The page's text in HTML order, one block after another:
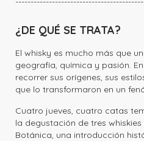
¿DE QUÉ SE TRATA?
El whisky es mucho más que
geografía, química y pasión.
recorrer sus orígenes, sus
que lo transformaron en un
Cuatro jueves, cuatro catas
la degustación de tres
Botánica, una introducción